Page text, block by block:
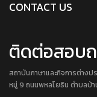
CONTACT US
ติดต่อสอบ
สถาบันภาษาและกิจการต่างป
หมู่ 9 ถนนพหลโยธิน ตำบลบ้า